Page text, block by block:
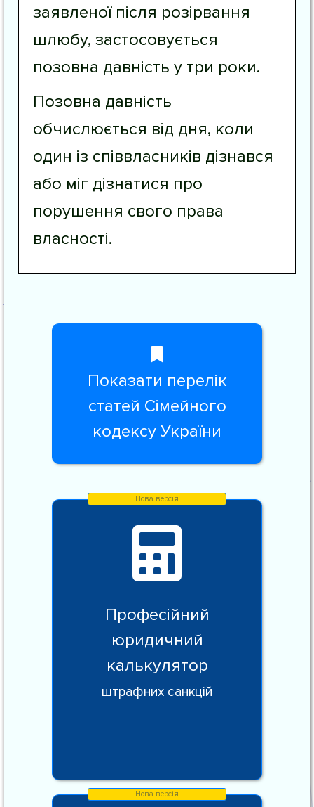
заявленої після розірвання
шлюбу, застосовується
позовна давність у три роки.
Позовна давність
обчислюється від дня, коли
один із співвласників дізнався
або міг дізнатися про
порушення свого права
власності.
Показати перелік
статей Сімейного
кодексу України
Професійний
юридичний
калькулятор
штрафних санкцій